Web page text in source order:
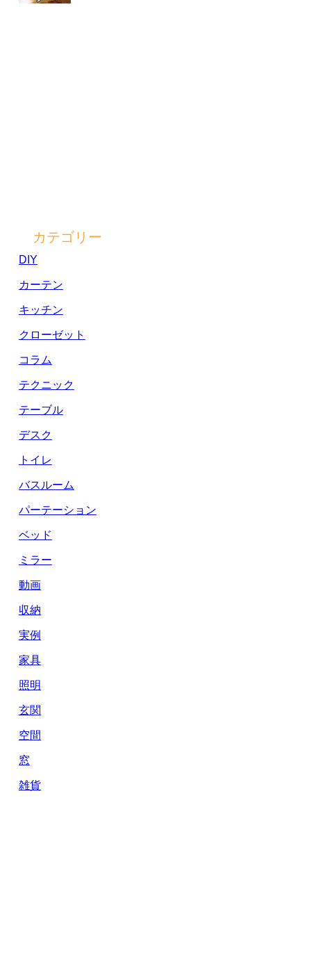
カテゴリー
DIY
カーテン
キッチン
クローゼット
コラム
テクニック
テーブル
デスク
トイレ
バスルーム
パーテーション
ベッド
ミラー
動画
収納
実例
家具
照明
玄関
空間
窓
雑貨